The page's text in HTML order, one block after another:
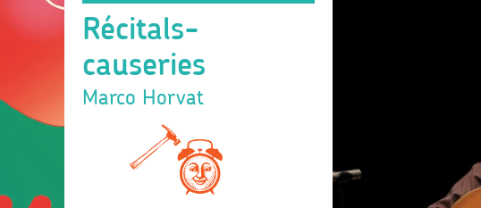
Récitals-
causeries
Marco Horvat